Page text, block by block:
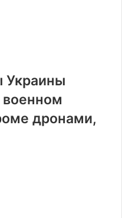
Украины
военном
дронами,